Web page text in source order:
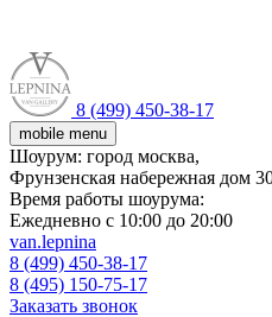
8 (499) 450-38-17
mobile menu
Шоурум: город москва,
Фрунзенская набережная дом
Время работы шоурума:
Ежедневно с 10:00 до 20:00
van.lepnina
8 (499) 450-38-17
8 (495) 150-75-17
Заказать звонок